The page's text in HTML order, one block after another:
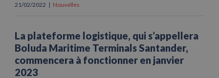
21/02/2022 | Nouvelles
La plateforme logistique, qui s’appellera
Boluda Maritime Terminals Santander,
commencera à fonctionner en janvier
2023